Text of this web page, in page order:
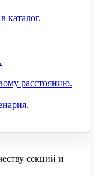
каталог.
расстоянию.
секций и